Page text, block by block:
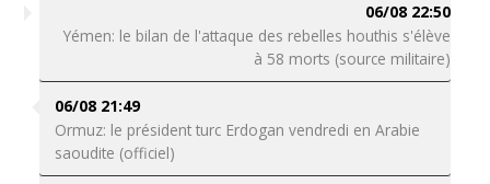
06/08 22:50
Yémen: le bilan de l'attaque des rebelles houthis s'élève
à 58 morts (source militaire)
06/08 21:49
Ormuz: le président turc Erdogan vendredi en Arabie
saoudite (officiel)